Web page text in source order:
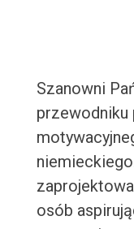
Szanowni
przewodniku
osób